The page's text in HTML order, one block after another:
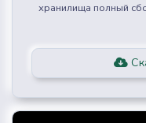
хранилища полный